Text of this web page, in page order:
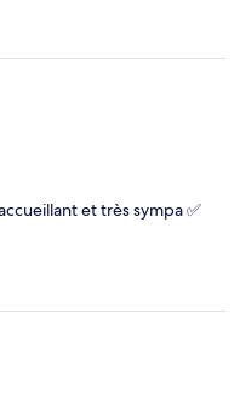
et très sympa ✅